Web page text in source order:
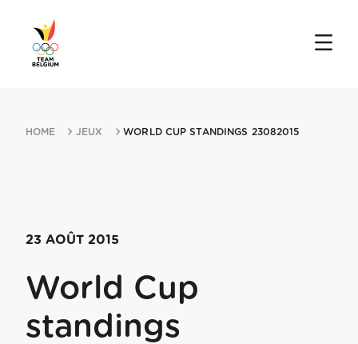
HOME JEUX WORLD CUP STANDINGS 23082015
23 AOÛT 2015
World Cup
standings